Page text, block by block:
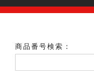
商品番号検索：